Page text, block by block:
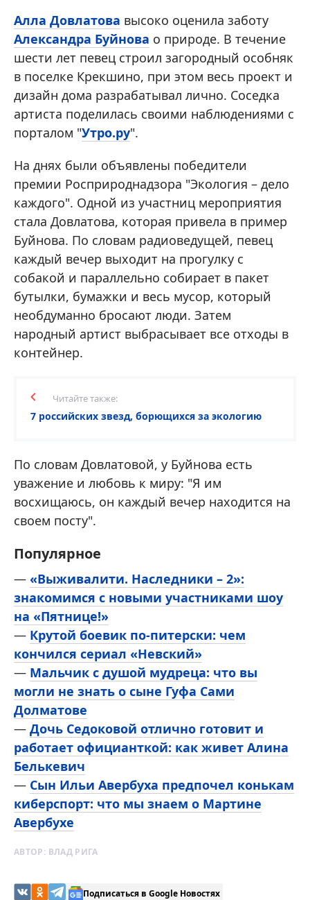
Алла Довлатова высоко оценила заботу
Александра Буйнова о природе. В течение
шести лет певец строил загородный особняк
в поселке Крекшино, при этом весь проект и
дизайн дома разрабатывал лично. Соседка
артиста поделилась своими наблюдениями с
порталом "Утро.ру".
На днях были объявлены победители
премии Росприроднадзора "Экология – дело
каждого". Одной из участниц мероприятия
стала Довлатова, которая привела в пример
Буйнова. По словам радиоведущей, певец
каждый вечер выходит на прогулку с
собакой и параллельно собирает в пакет
бутылки, бумажки и весь мусор, который
необдуманно бросают люди. Затем
народный артист выбрасывает все отходы в
контейнер.
Читайте также:
7 российских звезд, борющихся за экологию
По словам Довлатовой, у Буйнова есть
уважение и любовь к миру: "Я им
восхищаюсь, он каждый вечер находится на
своем посту".
Популярное
— «Выживалити. Наследники – 2»:
знакомимся с новыми участниками шоу
на «Пятнице!»
— Крутой боевик по-питерски: чем
кончился сериал «Невский»
— Мальчик с душой мудреца: что вы
могли не знать о сыне Гуфа Сами
Долматове
— Дочь Седоковой отлично готовит и
работает официанткой: как живет Алина
Белькевич
— Сын Ильи Авербуха предпочел конькам
киберспорт: что мы знаем о Мартине
Авербухе
АВТОР: ВЛАД РИГА
Подписаться в Google Новостях